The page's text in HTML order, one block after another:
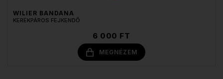
WILIER BANDANA
KERÉKPÁROS FEJKENDŐ
6 000 FT
MEGNÉZEM